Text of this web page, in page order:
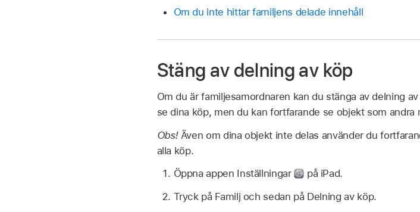
Om du inte hittar familjens delade innehåll
Stäng av delning av köp
Om du är familjesamordnaren kan du stänga av delning
se dina köp, men du kan fortfarande se objekt som andra
Obs! Även om dina objekt inte delas använder du
alla köp.
Öppna appen Inställningar
på iPad.
Tryck på Familj och sedan på Delning av köp.